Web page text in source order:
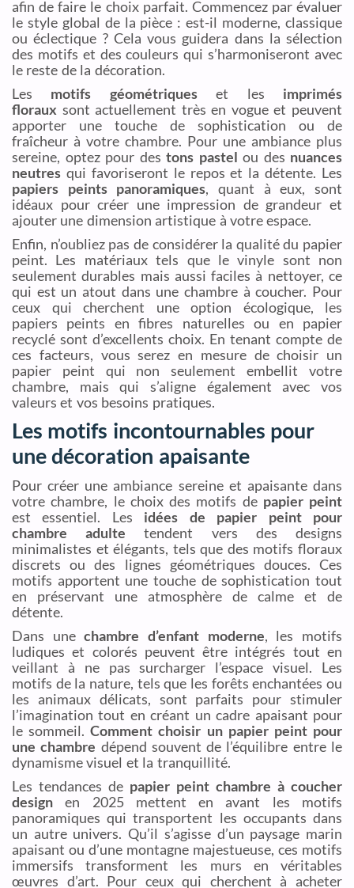
afin de faire le choix parfait. Commencez par évaluer
le style global de la pièce : est-il moderne, classique
ou éclectique ? Cela vous guidera dans la sélection
des motifs et des couleurs qui s’harmoniseront avec
le reste de la décoration.
Les motifs géométriqueset les imprimés
floraux sont actuellement très en vogue et peuvent
apporter une touche de sophistication ou de
fraîcheur à votre chambre. Pour une ambiance plus
sereine, optez pour des tons pastel ou des nuances
neutres qui favoriseront le repos et la détente. Les
papiers peints panoramiques, quant à eux, sont
idéaux pour créer une impression de grandeur et
ajouter une dimension artistique à votre espace.
Enfin, n’oubliez pas de considérer la qualité du papier
peint. Les matériaux tels que le vinyle sont non
seulement durables mais aussi faciles à nettoyer, ce
qui est un atout dans une chambre à coucher. Pour
ceux qui cherchent une option écologique, les
papiers peints en fibres naturelles ou en papier
recyclé sont d’excellents choix. En tenant compte de
ces facteurs, vous serez en mesure de choisir un
papier peint qui non seulement embellit votre
chambre, mais qui s’aligne également avec vos
valeurs et vos besoins pratiques.
Les motifs incontournables pour
une décoration apaisante
Pour créer une ambiance sereine et apaisante dans
votre chambre, le choix des motifs de papier peint
est essentiel. Les idées de papier peint pour
chambre adulte tendent vers des designs
minimalistes et élégants, tels que des motifs floraux
discrets ou des lignes géométriques douces. Ces
motifs apportent une touche de sophistication tout
en préservant une atmosphère de calme et de
détente.
Dans unechambre d’enfant moderne, les motifs
ludiques et colorés peuvent être intégrés tout en
veillant à ne pas surcharger l’espace visuel. Les
motifs de la nature, tels que les forêts enchantées ou
les animaux délicats, sont parfaits pour stimuler
l’imagination tout en créant un cadre apaisant pour
le sommeil.Comment choisir un papier peint pour
une chambre dépend souvent de l’équilibre entre le
dynamisme visuel et la tranquillité.
Les tendances de papier peint chambre à coucher
design en 2025 mettent en avant les motifs
panoramiques qui transportent les occupants dans
un autre univers. Qu’il s’agisse d’un paysage marin
apaisant ou d’une montagne majestueuse, ces motifs
immersifs transforment les murs en véritables
œuvres d’art. Pour ceux qui cherchent à acheter